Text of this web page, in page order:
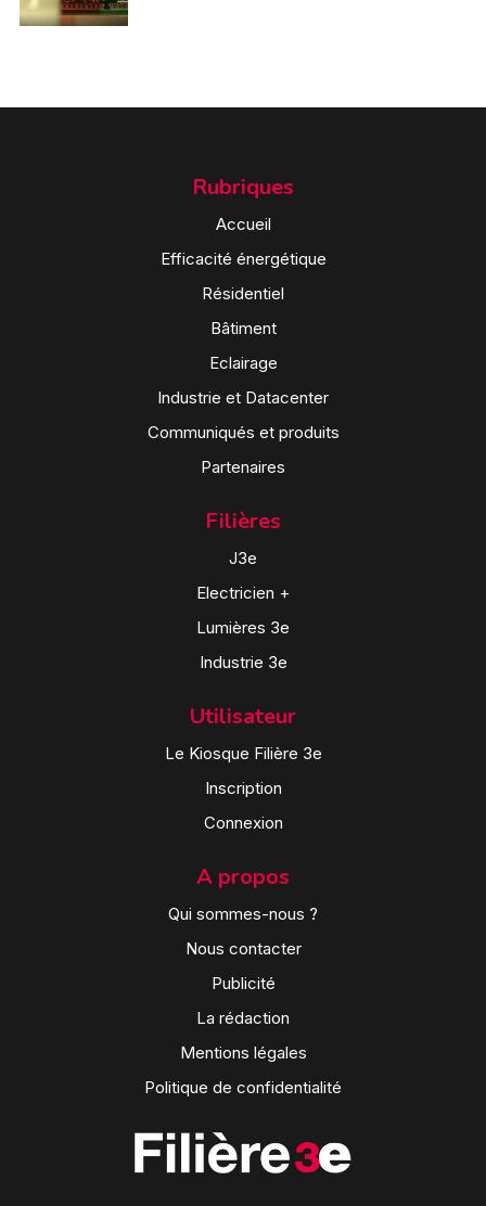
Rubriques
Accueil
Efficacité énergétique
Résidentiel
Bâtiment
Eclairage
Industrie et Datacenter
Communiqués et produits
Partenaires
Filières
J3e
Electricien +
Lumières 3e
Industrie 3e
Utilisateur
Le Kiosque Filière 3e
Inscription
Connexion
A propos
Qui sommes-nous ?
Nous contacter
Publicité
La rédaction
Mentions légales
Politique de confidentialité